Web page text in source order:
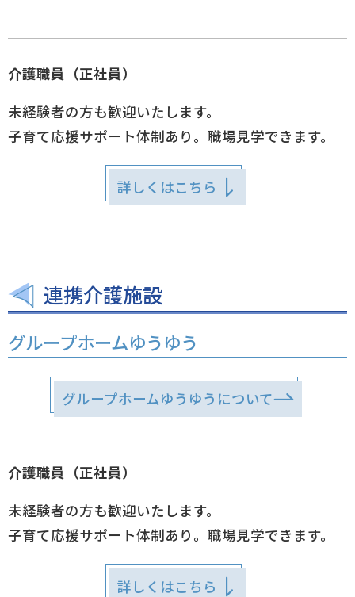
介護職員（正社員）
未経験者の方も歓迎いたします。
子育て応援サポート体制あり。職場見学できます。
詳しくはこちら
連携介護施設
グループホームゆうゆう
グループホームゆうゆうについて
介護職員（正社員）
未経験者の方も歓迎いたします。
子育て応援サポート体制あり。職場見学できます。
詳しくはこちら